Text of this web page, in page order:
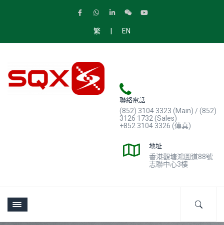
繁 | EN
聯絡電話
(852) 3104 3323 (Main) / (852)
3126 1732 (Sales)
+852 3104 3326 (傳真)
地址
香港觀塘鴻圖道88號
志聯中心3樓